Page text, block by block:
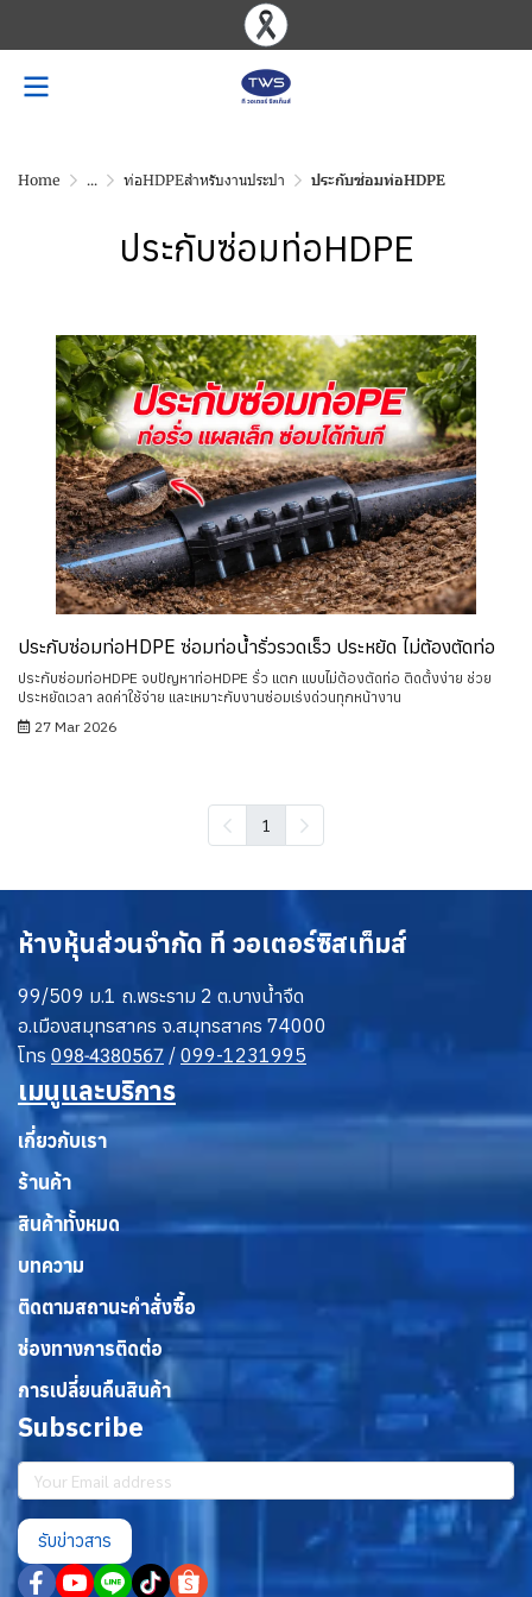
Home ... ท่อHDPEสำหรับงานประปา ประกับซ่อมท่อHDPE
ประกับซ่อมท่อHDPE
ประกับซ่อมท่อHDPE ซ่อมท่อน้ำรั่วรวดเร็ว ประหยัด ไม่ต้องตัดท่อ
ประกับซ่อมท่อHDPE จบปัญหาท่อHDPE รั่ว แตก แบบไม่ต้องตัดท่อ ติดตั้งง่าย ช่วย
ประหยัดเวลา ลดค่าใช้จ่าย และเหมาะกับงานซ่อมเร่งด่วนทุกหน้างาน
27 Mar 2026
1
ห้างหุ้นส่วนจำกัด ที วอเตอร์ซิสเท็มส์
99/509 ม.1 ถ.พระราม 2 ต.บางน้ำจืด
อ.เมืองสมุทรสาคร จ.สมุทรสาคร 74000
โทร098-4380567 / 099-1231995
เมนูและบริการ
เกี่ยวกับเรา
ร้านค้า
สินค้าทั้งหมด
บทความ
ติดตามสถานะคำสั่งซื้อ
ช่องทางการติดต่อ
การเปลี่ยนคืนสินค้า
Subscribe
รับข่าวสาร